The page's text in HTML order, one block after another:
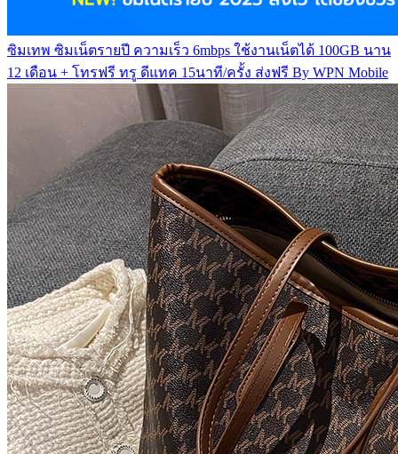
ซิมเทพ ซิมเน็ตรายปี ความเร็ว 6mbps ใช้งานเน็ตได้ 100GB นาน
12 เดือน + โทรฟรี ทรู ดีแทค 15นาที/ครั้ง ส่งฟรี By WPN Mobile